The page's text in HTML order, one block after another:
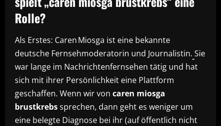
Rolle?
Als Erstes: Caren Miosga ist eine bekannte
deutsche Fernsehmoderatorin und Journalistin. Sie
war lange im Nachrichtenfernsehen tätig und hat
sich mit ihrer Persönlichkeit eine Plattform
geschaffen. Wenn wir von caren miosga
brustkrebssprechen, dann geht es weniger um
eine belegte Diagnose bei ihr (auf öffentlich nicht